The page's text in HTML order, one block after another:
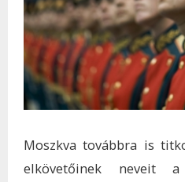
Moszkva továbbra is
elkövetőinek neveit